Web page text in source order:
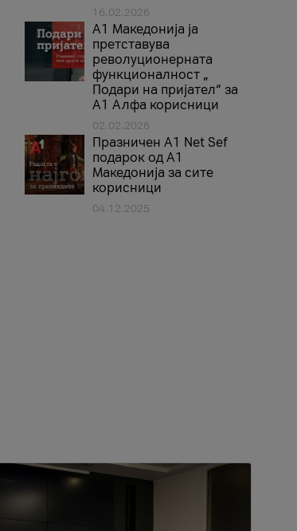
16.02.2026
А1 Македонија ја
претставува
револуционерната
функционалност „
Подари на пријател“ за
А1 Алфа корисници
02.02.2026
Празничен A1 Net Sеf
подарок од А1
Македонија за сите
корисници
04.12.2025